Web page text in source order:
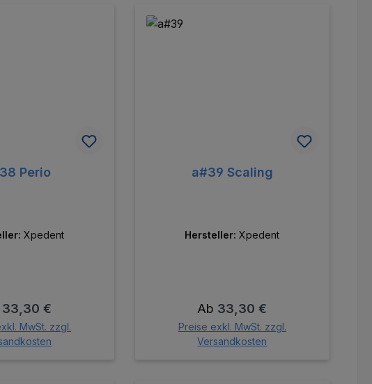
Perio
Xpedent
Preis:
33,30 €
MwSt. zzgl.
a#39 Scaling
Hersteller:Xpedent
Regulärer Preis:
Ab 33,30 €
Preise exkl. MwSt. zzgl.
Versandkosten